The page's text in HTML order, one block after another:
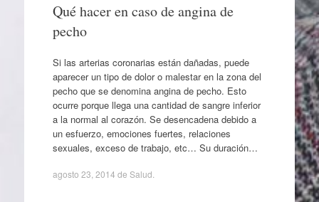
Qué hacer en caso de angina de
pecho
Si las arterias coronarias están dañadas, puede
aparecer un tipo de dolor o malestar en la zona del
pecho que se denomina angina de pecho. Esto
ocurre porque llega una cantidad de sangre inferior
a la normal al corazón. Se desencadena debido a
un esfuerzo, emociones fuertes, relaciones
sexuales, exceso de trabajo, etc… Su duración…
agosto 23, 2014 de Salud